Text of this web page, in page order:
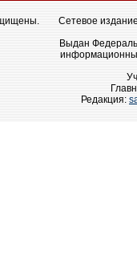
Сетевое
Выдан
Редакция: